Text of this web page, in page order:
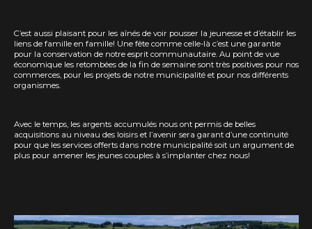
C’est aussi plaisant pour les aînés de voir pousser la jeunesse et d’établir les
liens de famille en famille! Une fête comme celle-là c’est une garantie
pour la conservation de notre esprit communautaire. Au point de vue
économique les retombées de la fin de semaine sont très positives pour nos
commerces, pour les projets de notre municipalité et pour nos différents
organismes.
Avec le temps, les argents accumulés nous ont permis de belles
acquisitions au niveau des loisirs et l’avenir sera garant d’une continuité
pour que les services offerts dans notre municipalité soit un argument de
plus pour amener les jeunes couples à s’implanter chez nous!